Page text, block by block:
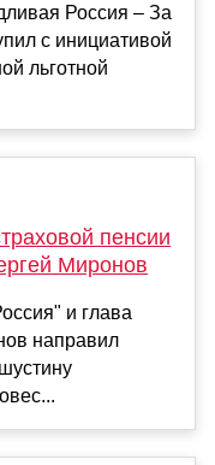
Россия – За
с инициативой
льготной
пенсии
Миронов
и глава
направил